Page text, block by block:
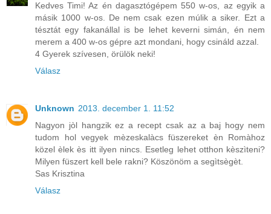
Kedves Timi! Az én dagasztógépem 550 w-os, az egyik a
másik 1000 w-os. De nem csak ezen múlik a siker. Ezt a
tésztát egy fakanállal is be lehet keverni simán, én nem
merem a 400 w-os gépre azt mondani, hogy csináld azzal.
4 Gyerek szívesen, örülök neki!
Válasz
Unknown 2013. december 1. 11:52
Nagyon jòl hangzik ez a recept csak az a baj hogy nem
tudom hol vegyek mèzeskalàcs füszereket èn Romàhoz
közel èlek ès itt ilyen nincs. Esetleg lehet otthon kèszìteni?
Milyen füszert kell bele rakni? Köszönöm a segìtsègèt.
Sas Krisztina
Válasz